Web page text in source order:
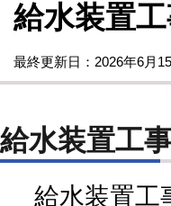
給水装置
最終更新日：2026年6月
給水装置工
給水装置工